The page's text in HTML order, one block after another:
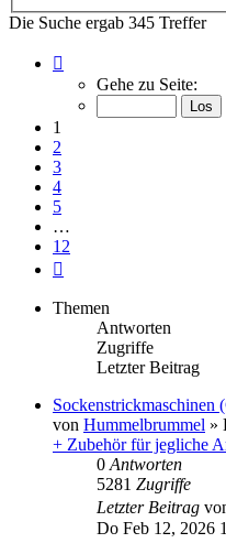
Die Suche ergab 345 Treffer
von
Gehe zu Seite:
1
2
3
4
5
…
12
Themen
Antworten
Zugriffe
Letzter Beitrag
Sockenstrickmaschinen
von Hummelbrummel »
+ Zubehör für jegliche
0 Antworten
5281 Zugriffe
Letzter Beitrag
Do Feb 12, 2026